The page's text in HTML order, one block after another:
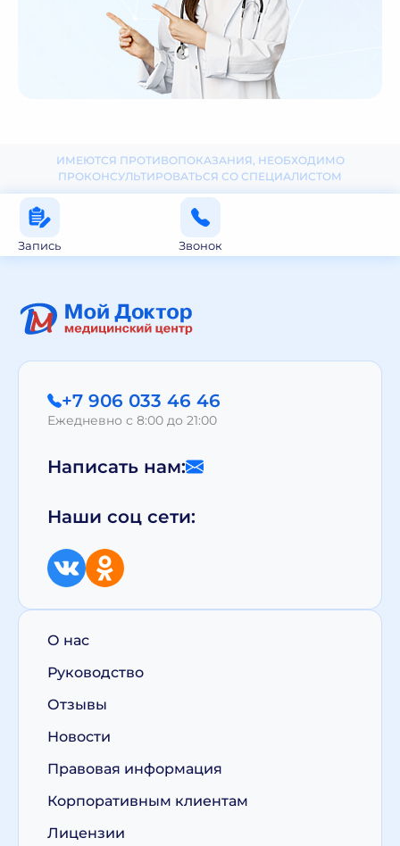
ИМЕЮТСЯ ПРОТИВОПОКАЗАНИЯ, НЕОБХОДИМО
ПРОКОНСУЛЬТИРОВАТЬСЯ СО СПЕЦИАЛИСТОМ
Запись Звонок
+7 906 033 46 46
Ежедневно с 8:00 до 21:00
Написать нам:
Наши соц сети:
О нас
Руководство
Отзывы
Новости
Правовая информация
Корпоративным клиентам
Лицензии